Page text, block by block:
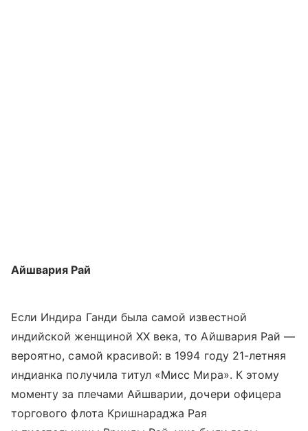
Айшвария Рай
Если Индира Ганди была самой известной
индийской женщиной ХХ века, то Айшвария Рай —
вероятно, самой красивой: в 1994 году 21-летняя
индианка получила титул «Мисс Мира». К этому
моменту за плечами Айшварии, дочери офицера
торгового флота Кришнараджа Рая